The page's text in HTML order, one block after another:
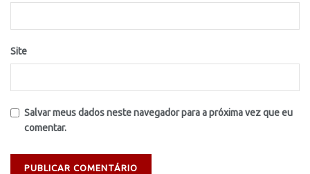
Site
Salvar meus dados neste navegador para a próxima vez que eu
comentar.